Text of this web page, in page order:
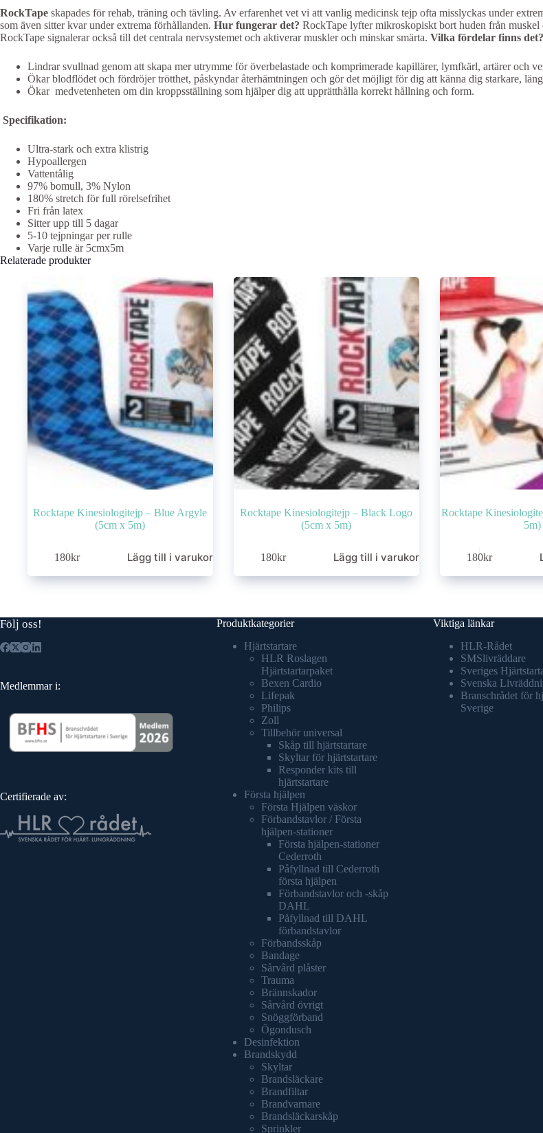
RockTape skapades för rehab, träning och tävling. Av erfarenhet vet vi att vanlig medicinsk tejp ofta misslyckas under
som även sitter kvar under extrema förhållanden. Hur fungerar det? RockTape lyfter mikroskopiskt bort huden från
RockTape signalerar också till det centrala nervsystemet och aktiverar muskler och minskar smärta. Vilka fördelar finns det?
Lindrar svullnad genom att skapa mer utrymme för överbelastade och komprimerade kapillärer, lymfkärl, artärer och
Ökar blodflödet och fördröjer trötthet, påskyndar återhämtningen och gör det möjligt för dig att känna dig starkare,
Ökar medvetenheten om din kroppsställning som hjälper dig att upprätthålla korrekt hållning och form.
Specifikation:
Ultra-stark och extra klistrig
Hypoallergen
Vattentålig
97% bomull, 3% Nylon
180% stretch för full rörelsefrihet
Fri från latex
Sitter upp till 5 dagar
5-10 tejpningar per rulle
Varje rulle är 5cmx5m
Relaterade produkter
Rocktape Kinesiologitejp – Blue Argyle
(5cm x 5m)
180kr Lägg till i varukorg
Rocktape Kinesiologitejp – Black Logo
(5cm x 5m)
180kr Lägg till i varukorg
Rocktape
5m)
180kr
Följ oss!
Medlemmar i:
Certifierade av:
Produktkategorier
Hjärtstartare
HLR Roslagen
Hjärtstartarpaket
Bexen Cardio
Lifepak
Philips
Zoll
Tillbehör universal
Skåp till hjärtstartare
Skyltar för hjärtstartare
Responder kits till
hjärtstartare
Första hjälpen
Första Hjälpen väskor
Förbandstavlor / Första
hjälpen-stationer
Första hjälpen-stationer
Cederroth
Påfyllnad till Cederroth
första hjälpen
Förbandstavlor och -skåp
DAHL
Påfyllnad till DAHL
förbandstavlor
Förbandsskåp
Bandage
Sårvård plåster
Trauma
Brännskador
Sårvård övrigt
Snöggförband
Ögondusch
Desinfektion
Brandskydd
Skyltar
Brandsläckare
Brandfiltar
Brandvarnare
Brandsläckarskåp
Sprinkler
Viktiga länkar
HLR-Rådet
SMSlivräddare
Sveriges
Svenska
Branschrådet för
Sverige